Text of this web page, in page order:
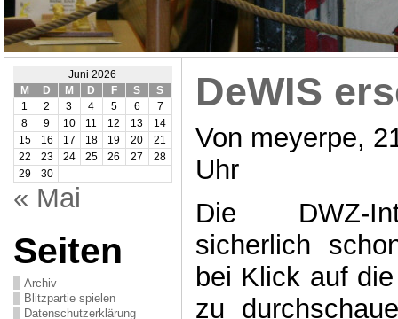
Juni 2026
M
D M D F S
S
1
2 3 4 5 6
7
8
9 10 11 12 13
14
15
16 17 18 19 20
21
22
23 24 25 26 27
28
29
30
« Mai
Seiten
Archiv
Blitzpartie spielen
Datenschutzerklärung
DeWIS
Von meyerpe,
Uhr
Die DWZ-
sicherlich
bei Klick auf
zu